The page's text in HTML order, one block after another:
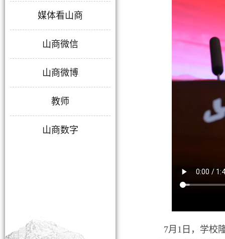
媒体看山商
山商微信
山商微博
教师
山商数字
7月1日，学校